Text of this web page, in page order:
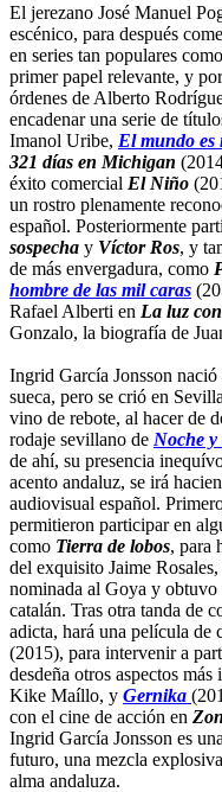
El jerezano José Manuel
escénico, para después
en series tan populares como
primer papel relevante, y
órdenes de Alberto
encadenar una serie de
Imanol Uribe, El mundo es
321 días en Michigan
éxito comercial El Niño
un rostro plenamente
español. Posteriormente
sospecha y Víctor Ros, y
de más envergadura, como
hombre de las mil caras
Rafael Alberti en La luz
Gonzalo, la biografía de
Ingrid García Jonsson
sueca, pero se crió en
vino de rebote, al hacer de
rodaje sevillano de Noche y
de ahí, su presencia
acento andaluz, se irá
audiovisual español.
permitieron participar en
como Tierra de lobos, para
del exquisito Jaime
nominada al Goya y obtuvo
catalán. Tras otra tanda de
adicta, hará una película de
(2015), para intervenir a
desdeña otros aspectos
Kike Maíllo, y Gernika
con el cine de acción en
Ingrid García Jonsson es
futuro, una mezcla
alma andaluza.